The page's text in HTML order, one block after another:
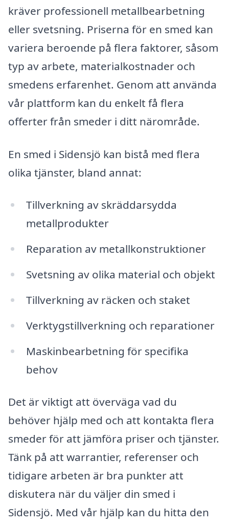
kräver professionell metallbearbetning
eller svetsning. Priserna för en smed kan
variera beroende på flera faktorer, såsom
typ av arbete, materialkostnader och
smedens erfarenhet. Genom att använda
vår plattform kan du enkelt få flera
offerter från smeder i ditt närområde.
En smed i Sidensjö kan bistå med flera
olika tjänster, bland annat:
Tillverkning av skräddarsydda
metallprodukter
Reparation av metallkonstruktioner
Svetsning av olika material och objekt
Tillverkning av räcken och staket
Verktygstillverkning och reparationer
Maskinbearbetning för specifika
behov
Det är viktigt att överväga vad du
behöver hjälp med och att kontakta flera
smeder för att jämföra priser och tjänster.
Tänk på att warrantier, referenser och
tidigare arbeten är bra punkter att
diskutera när du väljer din smed i
Sidensjö. Med vår hjälp kan du hitta den